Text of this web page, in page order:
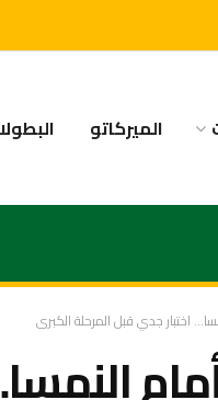
الميركاتو
اختبار جدي قبل المرحلة الكبرى